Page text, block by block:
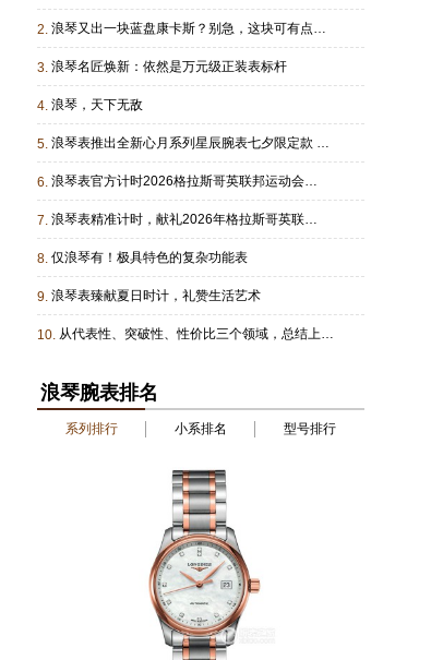
2. 浪琴又出一块蓝盘康卡斯？别急，这块可有点不一样
3. 浪琴名匠焕新：依然是万元级正装表标杆
4. 浪琴，天下无敌
5. 浪琴表推出全新心月系列星辰腕表七夕限定款 浪琴表优雅形象大使于适特别推荐
6. 浪琴表官方计时2026格拉斯哥英联邦运动会：64年，高科技计时不离场
7. 浪琴表精准计时，献礼2026年格拉斯哥英联邦运动会 精准邂逅竞技，共耀世界舞台
8. 仅浪琴有！极具特色的复杂功能表
9. 浪琴表臻献夏日时计，礼赞生活艺术
10. 从代表性、突破性、性价比三个领域，总结上半年最值得买的五款潜水表
浪琴腕表排名
系列排行 小系排名 型号排行